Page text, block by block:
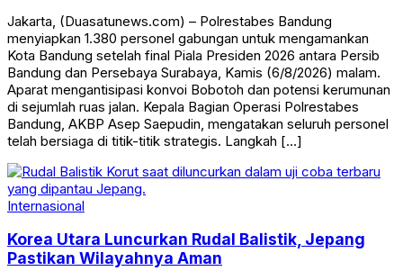
Jakarta, (Duasatunews.com) – Polrestabes Bandung
menyiapkan 1.380 personel gabungan untuk mengamankan
Kota Bandung setelah final Piala Presiden 2026 antara Persib
Bandung dan Persebaya Surabaya, Kamis (6/8/2026) malam.
Aparat mengantisipasi konvoi Bobotoh dan potensi kerumunan
di sejumlah ruas jalan. Kepala Bagian Operasi Polrestabes
Bandung, AKBP Asep Saepudin, mengatakan seluruh personel
telah bersiaga di titik-titik strategis. Langkah […]
Internasional
Korea Utara Luncurkan Rudal Balistik, Jepang
Pastikan Wilayahnya Aman